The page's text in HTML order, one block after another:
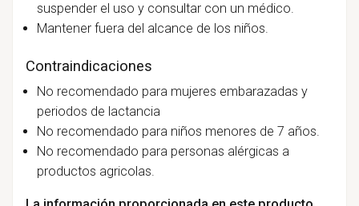
suspender el uso y consultar con un médico.
Mantener fuera del alcance de los niños.
Contraindicaciones
No recomendado para mujeres embarazadas y
periodos de lactancia
No recomendado para niños menores de 7 años.
No recomendado para personas alérgicas a
productos agricolas.